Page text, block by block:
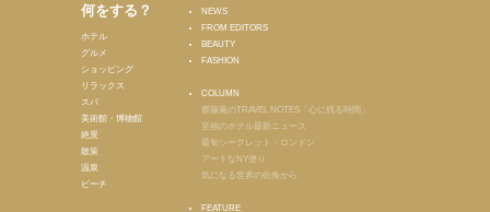
何をする？
ホテル
グルメ
ショッピング
リラックス
スパ
美術館・博物館
絶景
散策
温泉
ビーチ
NEWS
FROM EDITORS
BEAUTY
FASHION
COLUMN
齋藤薫のTRAVEL NOTES「心に残る時間」
至福のホテル最新ニュース
最旬シークレット・ロンドン
アートなNY便り
気になる世界の街角から
FEATURE